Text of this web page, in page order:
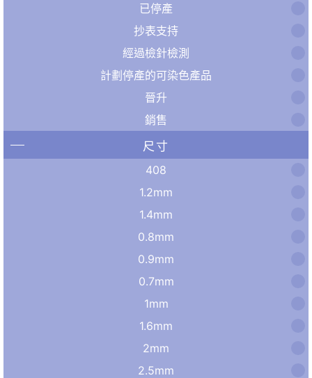
已停產
抄表支持
經過檢針檢測
計劃停產的可染色產品
晉升
銷售
尺寸
408
1.2mm
1.4mm
0.8mm
0.9mm
0.7mm
1mm
1.6mm
2mm
2.5mm